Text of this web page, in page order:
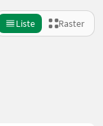
Liste Raster